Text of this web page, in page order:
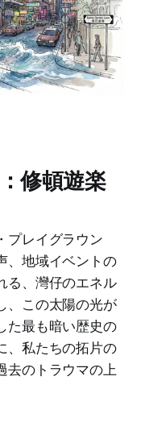
修頓遊楽
プレイグラウン
、地域イベントの
る、灣仔のエネル
、この太陽の光が
た最も暗い歴史の
、私たちの拓片の
去のトラウマの上